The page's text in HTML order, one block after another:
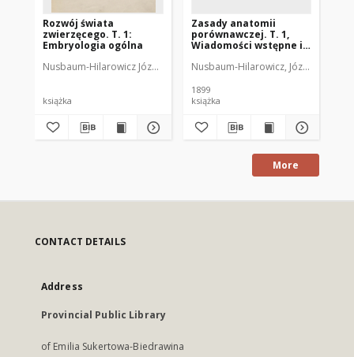
Rozwój świata
zwierzęcego. T. 1:
Embryologia ogólna
Nusbaum-Hilarowicz Józef (1859-1917)
książka
Zasady anatomii
porównawczej. T. 1,
Wiadomości wstępne i
porównawcza zwierząt
Nusbaum-Hilarowicz, Józef (1859-
1899
książka
More
CONTACT DETAILS
Address
Provincial Public Library
of Emilia Sukertowa-Biedrawina